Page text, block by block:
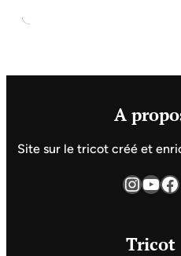
A
Site sur le tricot créé et
InstagramYouTube Facebook
Tricot